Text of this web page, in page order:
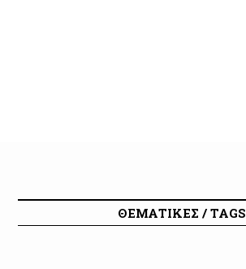
ΘΕΜΑΤΙΚΕΣ / TAGS